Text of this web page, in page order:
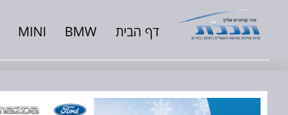
דף הבית BMW
MINI